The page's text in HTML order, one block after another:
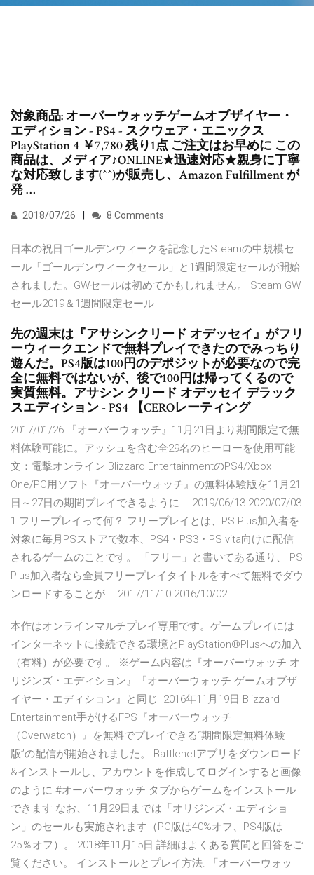
対象商品: オーバーウォッチゲームオブザイヤー・
エディション - PS4 - スクウェア・エニックス
PlayStation 4 ￥7,780 残り1点 ご注文はお早めに この
商品は、メディア♪ONLINE★迅速対応★親身に丁寧
な対応致します(^^)が販売し、Amazon Fulfillment が
発 …
2018/07/26 8 Comments
日本の祝日ゴールデンウィークを記念したSteamの中規模セ
ール「ゴールデンウィークセール」と1週間限定セールが開始
されました。GWセールは初めてかもしれません。 Steam GW
セール2019＆1週間限定セール
先の週末は『アサシンクリード オデッセイ』がフリ
ーウィークエンドで無料プレイできたのでみっちり
遊んだ。PS4版は100円のデポジットが必要なので完
全に無料ではないが、後で100円は帰ってくるので
実質無料。アサシン クリード オデッセイ デラック
スエディション - PS4 【CEROレーティング
2017/01/26 『オーバーウォッチ』11月21日より期間限定で無
料体験可能に。アッシュを含む全29名のヒーローを使用可能
文：電撃オンライン Blizzard EntertainmentのPS4/Xbox
One/PC用ソフト『オーバーウォッチ』の無料体験版を11月21
日～27日の期間プレイできるように … 2019/06/13 2020/07/03
1.フリープレイって何？ フリープレイとは、PS Plus加入者を
対象に毎月PSストアで数本、PS4・PS3・PS vita向けに配信
されるゲームのことです。 「フリー」と書いてある通り、 PS
Plus加入者なら全員フリープレイタイトルをすべて無料でダウ
ンロードすることが … 2017/11/10 2016/10/02
本作はオンラインマルチプレイ専用です。ゲームプレイには
インターネットに接続できる環境とPlayStation®Plusへの加入
（有料）が必要です。 ※ゲーム内容は『オーバーウォッチ オ
リジンズ・エディション』『オーバーウォッチ ゲームオブザ
イヤー・エディション』と同じ 2016年11月19日 Blizzard
Entertainment手がけるFPS『オーバーウォッチ
（Overwatch）』を無料でプレイできる“期間限定無料体験
版”の配信が開始されました。 Battlenetアプリをダウンロード
&インストールし、アカウントを作成してログインすると画像
のように #オーバーウォッチ タブからゲームをインストール
できます なお、11月29日までは「オリジンズ・エディショ
ン」のセールも実施されます（PC版は40%オフ、PS4版は
25％オフ）。 2018年11月15日 詳細はよくある質問と回答をご
覧ください。 インストールとプレイ方法. 「オーバーウォッ